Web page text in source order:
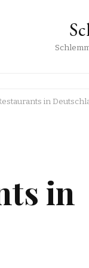
in
in